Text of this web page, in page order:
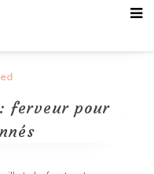
ferveur pour